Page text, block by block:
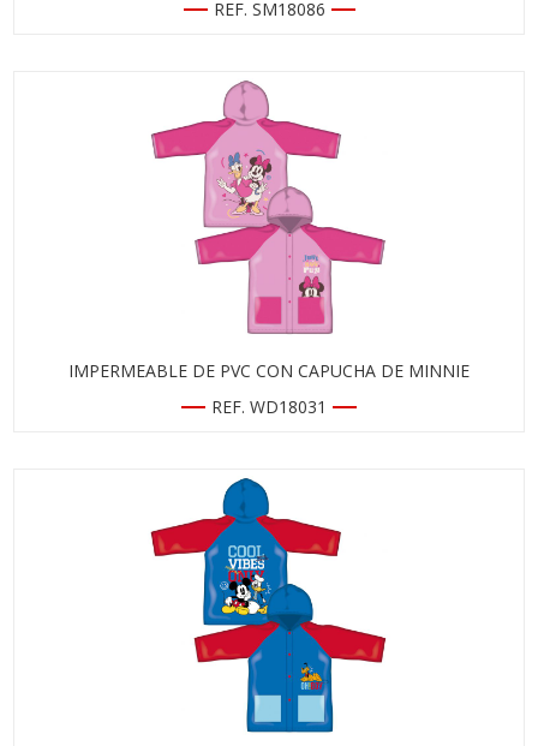
REF. SM18086
IMPERMEABLE DE PVC CON CAPUCHA DE MINNIE
REF. WD18031